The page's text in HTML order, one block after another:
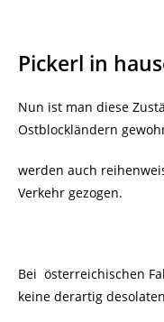
Pickerl in
Nun ist man diese
Ostblockländern
werden auch
Verkehr gezogen.
Bei österreichischen
keine derartig